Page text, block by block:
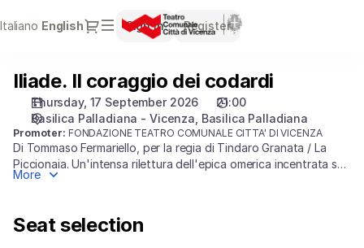
Italiano Current
English Dialog
Sign in Register
selection
17.09.2026
21:00
Iliade.
dei
Iliade.
coraggio
dei
codardi
Iliade. Il coraggio dei codardi
Thursday, 17 September 2026
21:00
Basilica Palladiana - Vicenza Basilica Palladiana
Promoter: FONDAZIONE TEATRO COMUNALE CITTA' DI VICENZA
Di Tommaso Fermariello, per la regia di Tindaro Granata / La
Piccionaia. Un'intensa rilettura dell'epica omerica incentrata sul
tema dell'eroismo, delle paure e delle fragilità degli uomini
More
Seat selection